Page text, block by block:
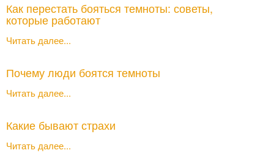
Как перестать бояться темноты: советы,
которые работают
Читать далее...
Почему люди боятся темноты
Читать далее...
Какие бывают страхи
Читать далее...